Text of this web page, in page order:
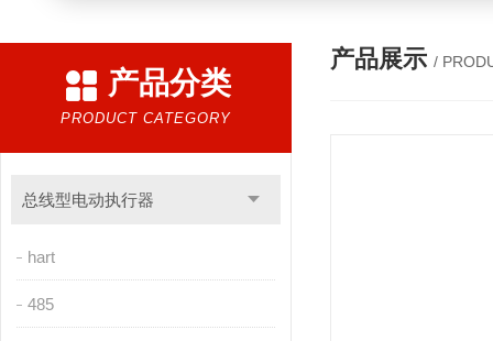
产品分类
PRODUCT CATEGORY
总线型电动执行器
hart
485
产品展示 /